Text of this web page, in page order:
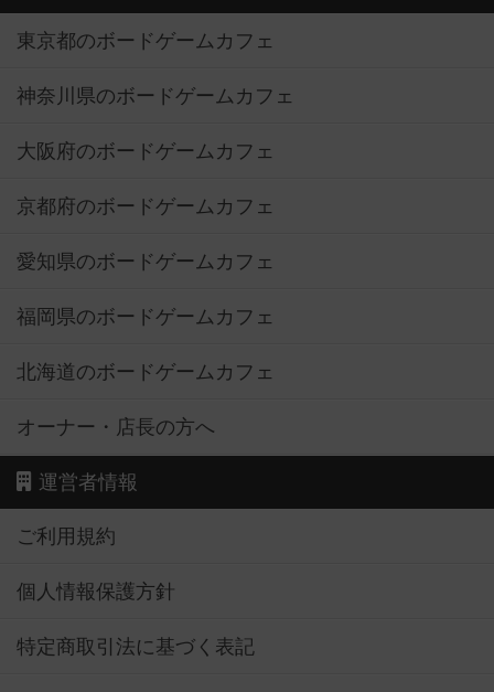
東京都のボードゲームカフェ
神奈川県のボードゲームカフェ
大阪府のボードゲームカフェ
京都府のボードゲームカフェ
愛知県のボードゲームカフェ
福岡県のボードゲームカフェ
北海道のボードゲームカフェ
オーナー・店長の方へ
運営者情報
ご利用規約
個人情報保護方針
特定商取引法に基づく表記